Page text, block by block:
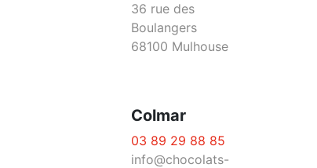
36 rue des
Boulangers
68100 Mulhouse
Colmar
03 89 29 88 85
info@chocolats-